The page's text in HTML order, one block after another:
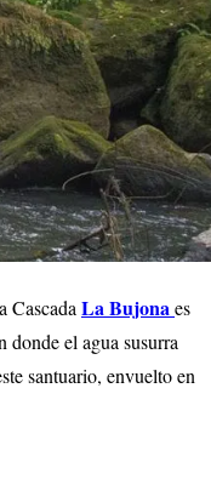
CascadaLa Bujonaes
donde el agua susurra
santuario, envuelto en